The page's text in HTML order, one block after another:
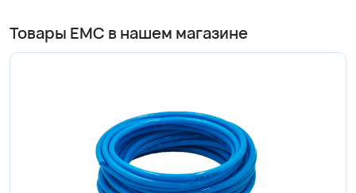
Товары EMC в нашем магазине